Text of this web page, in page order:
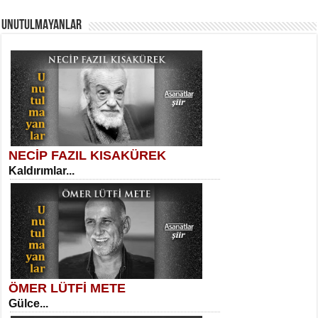
AHMET URFALI
Tahlil Denemesi...
SELAHATTİN YILDIZ
İnsanın Zindanı...
MEHMET TAŞTAN
Sibel Orhan
İki Kırık Boşluk...
Meral Yağmur
Eski Bir Şiir...
UNUTULMAYANLAR
NECİP FAZIL KISAKÜREK
Kaldırımlar...
ÖMER LÜTFİ METE
Gülce...